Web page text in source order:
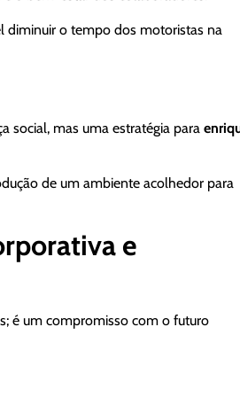
diminuir o tempo dos motoristas na
social, mas uma estratégia para
de um ambiente acolhedor para
e
é um compromisso com o futuro